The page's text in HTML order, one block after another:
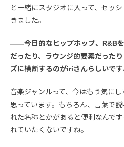
と一緒にスタジオに入って、セッ
きました。
――今日的なヒップホップ、R&Bを
だったり、ラウンジ的要素だった
ズに横断するのがiriさんらしいです
音楽ジャンルって、今はもう気に
思っています。もちろん、言葉で
れた名称とかがあると便利なんで
れていたくないですね。